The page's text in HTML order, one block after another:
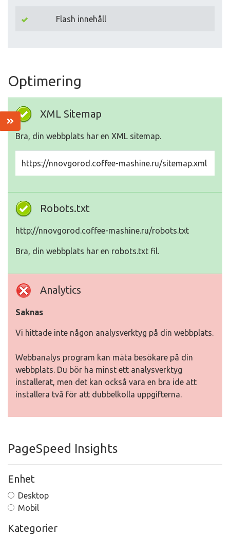
Flash innehåll
Optimering
XML Sitemap
Bra, din webbplats har en XML sitemap.
https://nnovgorod.coffee-mashine.ru/sitemap.xml
Robots.txt
http://nnovgorod.coffee-mashine.ru/robots.txt
Bra, din webbplats har en robots.txt fil.
Analytics
Saknas
Vi hittade inte någon analysverktyg på din webbplats.
Webbanalys program kan mäta besökare på din
webbplats. Du bör ha minst ett analysverktyg
installerat, men det kan också vara en bra ide att
installera två för att dubbelkolla uppgifterna.
PageSpeed Insights
Enhet
Desktop
Mobil
Kategorier